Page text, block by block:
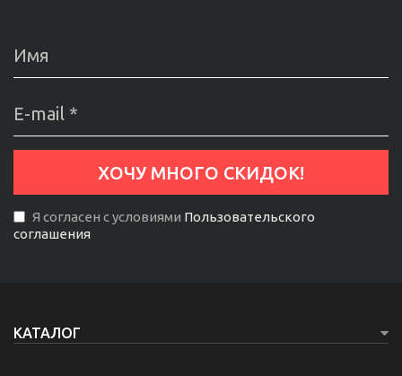
Я согласен с условиями Пользовательского
соглашения
КАТАЛОГ